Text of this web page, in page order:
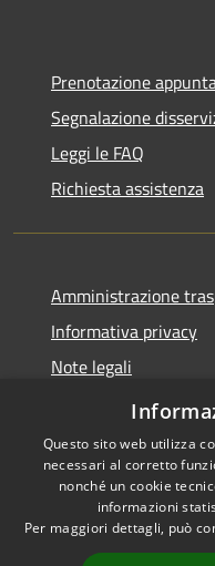
Prenotazione
Segnalazione
Leggi le FAQ
Richiesta assistenza
Amministrazione
Informativa privacy
Note legali
Dichiarazione di
Accessibilità
Questo sito web utilizza
necessari al corretto
nonché un cookie
informazioni
Per maggiori dettagli, può